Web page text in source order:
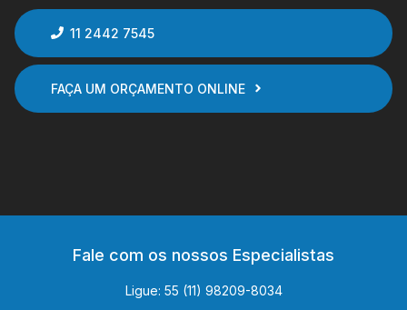
11 2442 7545
FAÇA UM ORÇAMENTO ONLINE
Fale com os nossos Especialistas
Ligue: 55 (11) 98209-8034